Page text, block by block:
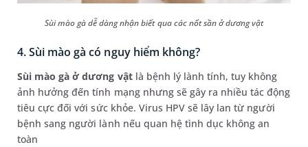
Sùi mào gà dễ dàng nhận biết qua các nốt sần ở dương vật
4. Sùi mào gà có nguy hiểm không?
Sùi mào gà ở dương vậtlà bệnh lý lành tính, tuy không
ảnh hưởng đến tính mạng nhưng sẽ gây ra nhiều tác động
tiêu cực đối với sức khỏe. Virus HPV sẽ lây lan từ người
bệnh sang người lành nếu quan hệ tình dục không an
toàn